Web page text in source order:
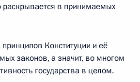
раскрывается в принимаемых
Конституции и её
законов, а значит, во многом
государства в целом.